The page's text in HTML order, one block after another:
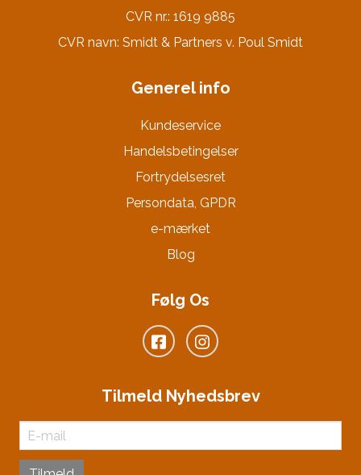
CVR nr.: 1619 9885
CVR navn: Smidt & Partners v. Poul Smidt
Generel info
Kundeservice
Handelsbetingelser
Fortrydelsesret
Persondata, GPDR
e-mærket
Blog
Følg Os
Tilmeld Nyhedsbrev